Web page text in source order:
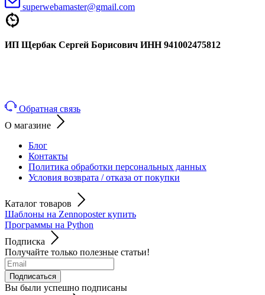
superwebamaster@gmail.com
ИП Щербак Сергей Борисович ИНН 941002475812
Обратная связь
О магазине
Блог
Контакты
Политика обработки персональных данных
Условия возврата / отказа от покупки
Каталог товаров
Шаблоны на Zennoposter купить
Программы на Python
Подписка
Получайте только полезные статьи!
Подписаться
Вы были успешно подписаны